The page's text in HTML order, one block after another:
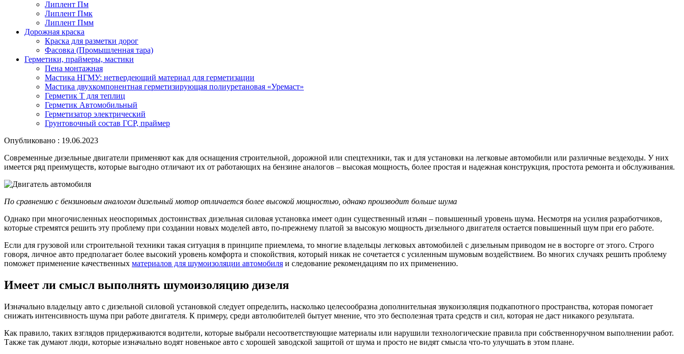
Липлент Пм
Липлент Пмк
Липлент Пмм
Дорожная краска
Краска для разметки дорог
Фасовка (Промышленная тара)
Герметики, праймеры, мастики
Пена монтажная
Мастика НГМУ: нетвердеющий материал для герметизации
Мастика двухкомпонентная герметизирующая полиуретановая «Уремаст»
Герметик Т для теплиц
Герметик Автомобильный
Герметизатор электрический
Грунтовочный состав ГСР, праймер
Опубликовано : 19.06.2023
Современные дизельные двигатели применяют как для оснащения строительной, дорожной или спецтехники, так и для установки на легковые автомобили или различные вездеходы. У них
имеется ряд преимуществ, которые выгодно отличают их от работающих на бензине аналогов – высокая мощность, более простая и надежная конструкция, простота ремонта и обслуживания.
По сравнению с бензиновым аналогом дизельный мотор отличается более высокой мощностью, однако производит больше шума
Однако при многочисленных неоспоримых достоинствах дизельная силовая установка имеет один существенный изъян – повышенный уровень шума. Несмотря на усилия разработчиков,
которые стремятся решить эту проблему при создании новых моделей авто, по-прежнему платой за высокую мощность дизельного двигателя остается повышенный шум при его работе.
Если для грузовой или строительной техники такая ситуация в принципе приемлема, то многие владельцы легковых автомобилей с дизельным приводом не в восторге от этого. Строго
говоря, личное авто предполагает более высокий уровень комфорта и спокойствия, который никак не сочетается с усиленным шумовым воздействием. Во многих случаях решить проблему
поможет применение качественных материалов для шумоизоляции автомобиля и следование рекомендациям по их применению.
Имеет ли смысл выполнять шумоизоляцию дизеля
Изначально владельцу авто с дизельной силовой установкой следует определить, насколько целесообразна дополнительная звукоизоляция подкапотного пространства, которая помогает
снижать интенсивность шума при работе двигателя. К примеру, среди автолюбителей бытует мнение, что это бесполезная трата средств и сил, которая не даст никакого результата.
Как правило, таких взглядов придерживаются водители, которые выбрали несоответствующие материалы или нарушили технологические правила при собственноручном выполнении работ.
Также так думают люди, которые изначально водят новенькое авто с хорошей заводской защитой от шума и просто не видят смысла что-то улучшать в этом плане.